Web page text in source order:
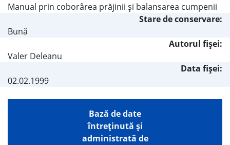
Manual prin coborârea prăjinii şi balansarea cumpenii
Stare de conservare:
Bună
Autorul fişei:
Valer Deleanu
Data fișei:
02.02.1999
Bază de date
întreţinută şi
administrată de